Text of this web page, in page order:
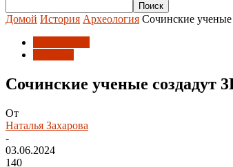
Домой История Археология Сочинские ученые
Сочинские ученые создадут
От
Наталья Захарова
-
03.06.2024
140